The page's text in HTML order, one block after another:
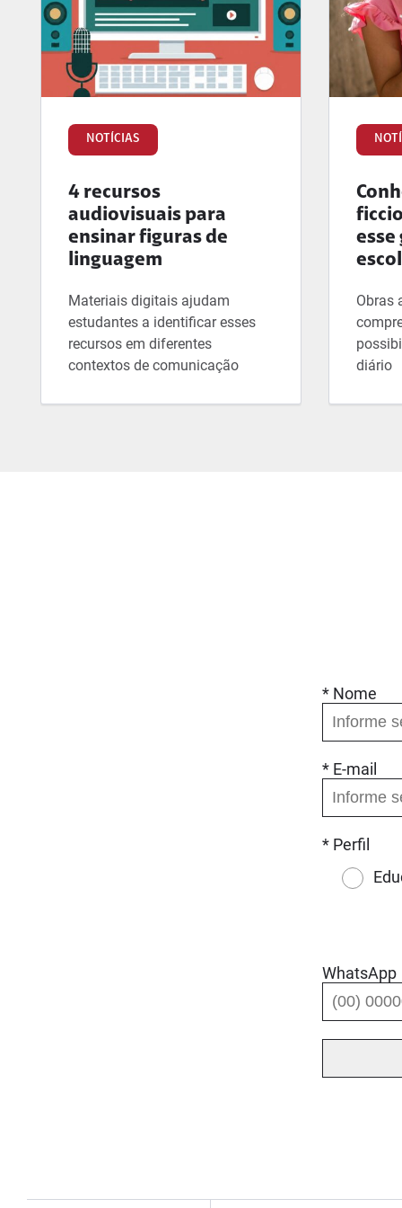
NOTÍCIAS
4 recursos
audiovisuais para
ensinar figuras de
linguagem
Materiais digitais ajudam
estudantes a identificar esses
recursos em diferentes
contextos de comunicação
Obras
diário
* Nome
* E-mail
* Perfil
WhatsApp